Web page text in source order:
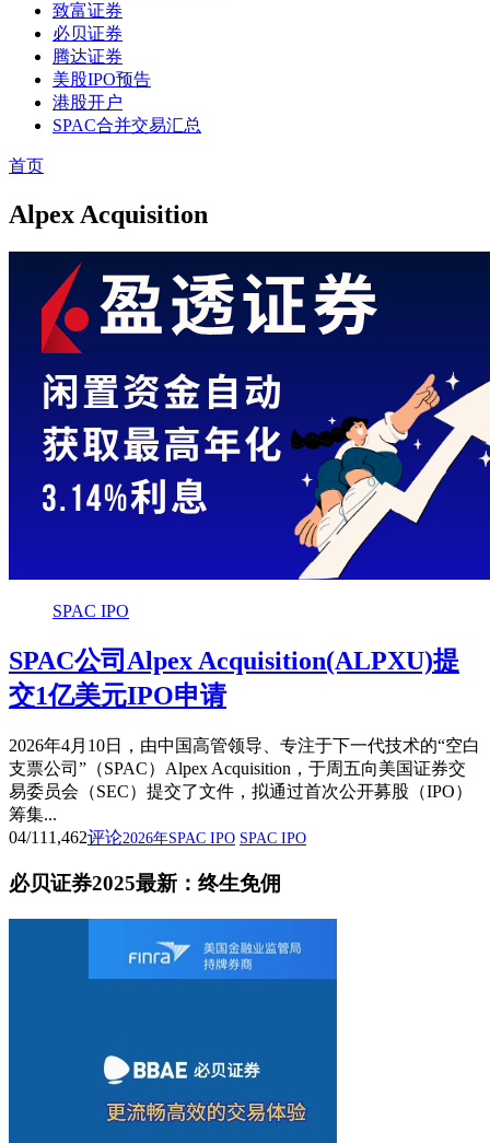
致富证券
必贝证券
腾达证券
美股IPO预告
港股开户
SPAC合并交易汇总
首页
Alpex Acquisition
SPAC IPO
SPAC公司Alpex Acquisition(ALPXU)提
交1亿美元IPO申请
2026年4月10日，由中国高管领导、专注于下一代技术的“空白
支票公司”（SPAC）Alpex Acquisition，于周五向美国证券交
易委员会（SEC）提交了文件，拟通过首次公开募股（IPO）
筹集...
04/11 1,462评论2026年SPAC IPO SPAC IPO
必贝证券2025最新：终生免佣